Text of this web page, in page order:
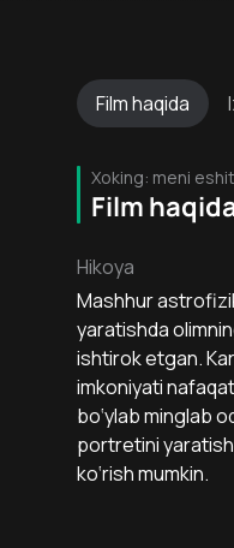
Filmhaqida
Xoking: meni
Film
Hikoya
Mashhur
yaratishda
ishtirok etgan.
imkoniyati
bo‘ylab minglab
portretini
ko‘rish mumkin.